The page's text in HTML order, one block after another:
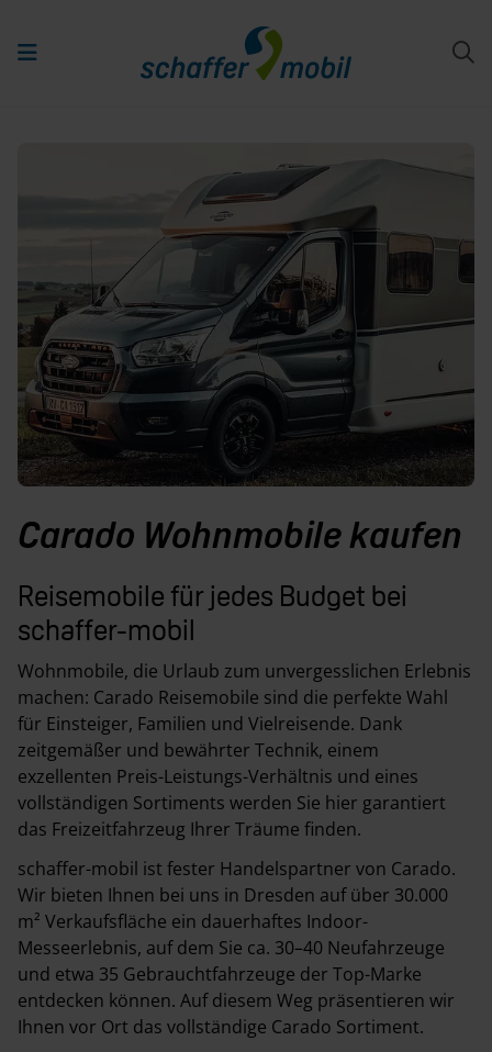
Carado Wohnmobile kaufen
Reisemobile für jedes Budget bei
schaffer-mobil
Wohnmobile, die Urlaub zum unvergesslichen Erlebnis
machen: Carado Reisemobile sind die perfekte Wahl
für Einsteiger, Familien und Vielreisende. Dank
zeitgemäßer und bewährter Technik, einem
exzellenten Preis-Leistungs-Verhältnis und eines
vollständigen Sortiments werden Sie hier garantiert
das Freizeitfahrzeug Ihrer Träume finden.
schaffer-mobil ist fester Handelspartner von Carado.
Wir bieten Ihnen bei uns in Dresden auf über 30.000
m² Verkaufsfläche ein dauerhaftes Indoor-
Messeerlebnis, auf dem Sie ca. 30–40 Neufahrzeuge
und etwa 35 Gebrauchtfahrzeuge der Top-Marke
entdecken können. Auf diesem Weg präsentieren wir
Ihnen vor Ort das vollständige Carado Sortiment.